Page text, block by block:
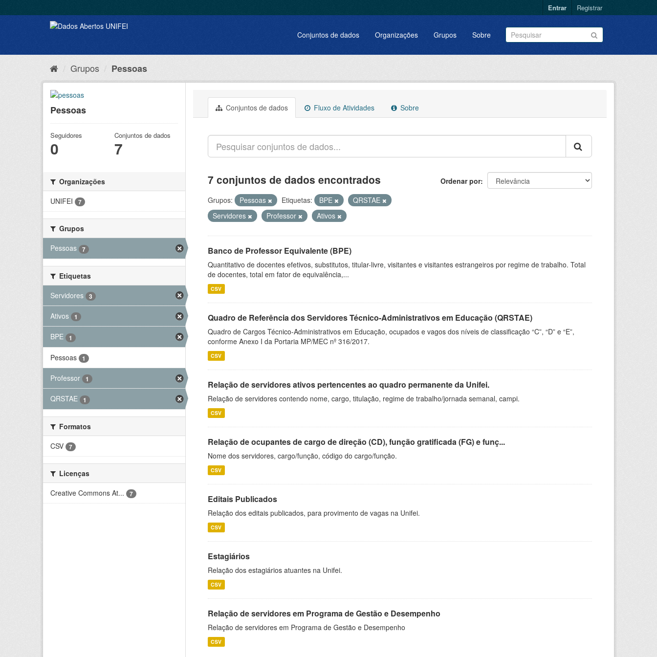
Entrar Registrar
Conjuntos de dados Organizações Grupos Sobre
Grupos Pessoas
Pessoas
Seguidores
0
Conjuntos de dados
7
Organizações
UNIFEI
7
Grupos
Pessoas
7
Etiquetas
Servidores
3
Ativos 1
BPE 1
Pessoas 1
Professor 1
QRSTAE 1
Formatos
CSV
7
Licenças
Creative Commons At...
7
Conjuntos de dados Fluxo de Atividades Sobre
Ordenar por
7 conjuntos de dados encontrados
Grupos: Pessoas Etiquetas: BPE
QRSTAE
Servidores
Professor Ativos
Banco de Professor Equivalente (BPE)
Quantitativo de docentes efetivos, substitutos, titular-livre, visitantes e visitantes estrangeiros por regime de trabalho. Total
de docentes, total em fator de equivalência,...
CSV
Quadro de Referência dos Servidores Técnico-Administrativos em Educação (QRSTAE)
Quadro de Cargos Técnico-Administrativos em Educação, ocupados e vagos dos níveis de classificação “C”, “D” e “E”,
conforme Anexo I da Portaria MP/MEC nº 316/2017.
CSV
Relação de servidores ativos pertencentes ao quadro permanente da Unifei.
Relação de servidores contendo nome, cargo, titulação, regime de trabalho/jornada semanal, campi.
CSV
Relação de ocupantes de cargo de direção (CD), função gratificada (FG) e funç...
Nome dos servidores, cargo/função, código do cargo/função.
CSV
Editais Publicados
Relação dos editais publicados, para provimento de vagas na Unifei.
CSV
Estagiários
Relação dos estagiários atuantes na Unifei.
CSV
Relação de servidores em Programa de Gestão e Desempenho
Relação de servidores em Programa de Gestão e Desempenho
CSV